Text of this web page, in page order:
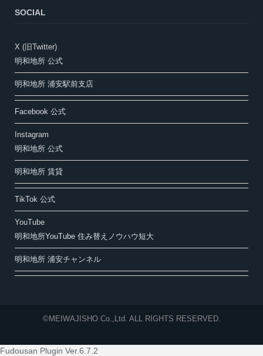
SOCIAL
X (旧Twitter)
明和地所 公式
明和地所 浦安駅前支店
Facebook 公式
Instagram
明和地所 公式
明和地所 賃貸
TikTok 公式
YouTube
明和地所YouTube 住み替えノウハウ短大
明和地所 浦安チャンネル
©MEIWAJISHO Co.,Ltd. ALL RIGHTS RESERVED.
Fudousan Plugin Ver.6.7.2